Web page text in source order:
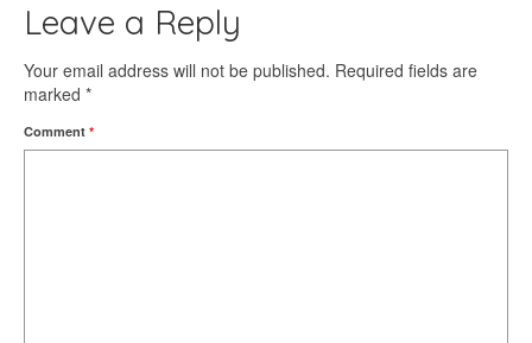
Leave a Reply
Your email address will not be published. Required fields are
marked *
Comment *